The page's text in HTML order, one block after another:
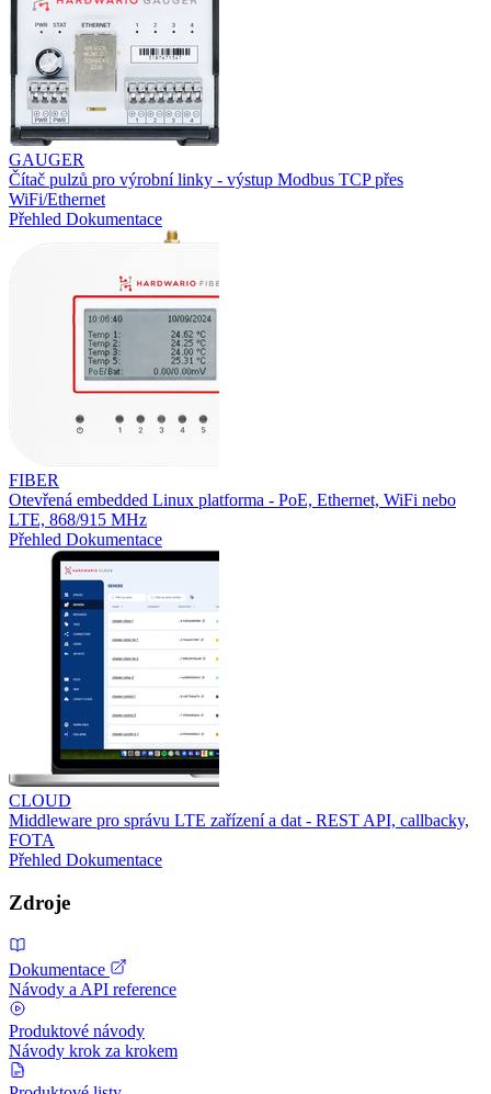
GAUGER
Čítač pulzů pro výrobní linky - výstup Modbus TCP přes
WiFi/Ethernet
Přehled Dokumentace
FIBER
Otevřená embedded Linux platforma - PoE, Ethernet, WiFi nebo
LTE, 868/915 MHz
Přehled Dokumentace
CLOUD
Middleware pro správu LTE zařízení a dat - REST API, callbacky,
FOTA
Přehled Dokumentace
Zdroje
Dokumentace
Návody a API reference
Produktové návody
Návody krok za krokem